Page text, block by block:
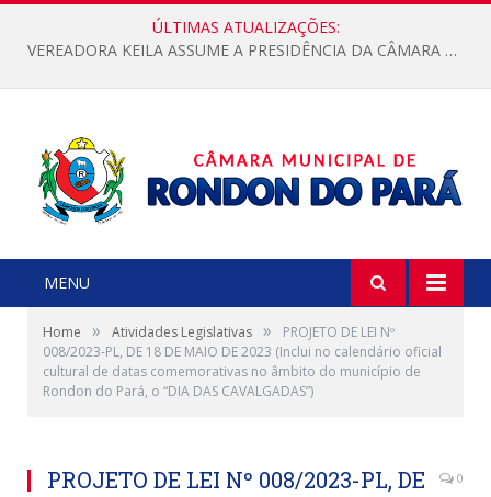
ÚLTIMAS ATUALIZAÇÕES:
VEREADORA KEILA ASSUME A PRESIDÊNCIA DA CÂMARA MUNICIPAL.
MENU
Home » Atividades Legislativas »
PROJETO DE LEI Nº
008/2023-PL, DE 18 DE MAIO DE 2023 (Inclui no calendário oficial
cultural de datas comemorativas no âmbito do município de
Rondon do Pará, o “DIA DAS CAVALGADAS”)
PROJETO DE LEI Nº 008/2023-PL, DE
0